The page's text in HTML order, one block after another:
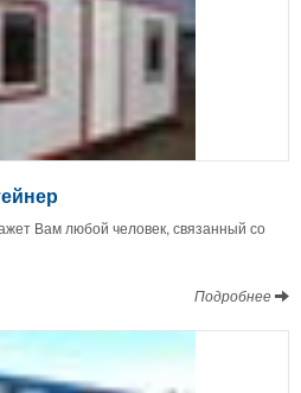
Вам любой человек, связанный со
Подробнее